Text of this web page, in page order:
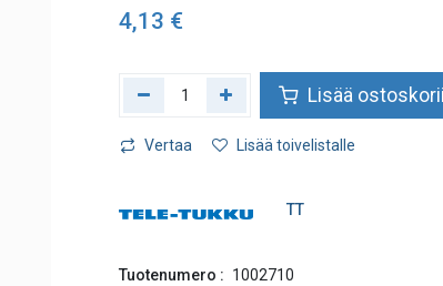
4,13 €
Lisää
Vertaa Lisää toivelistalle
TT
Tuotenumero : 1002710